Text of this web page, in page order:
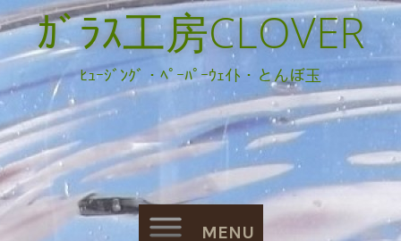
ｶﾞﾗｽ工房CLOVER
ﾋｭｰｼﾞﾝｸﾞ・ﾍﾟｰﾊﾟｰｳｪｲﾄ・とんぼ玉
MENU